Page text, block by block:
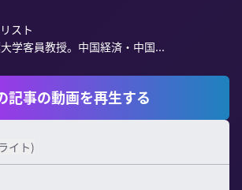
スト
学客員教授。中国経済・中国...
記事の動画を再生する
ライト)